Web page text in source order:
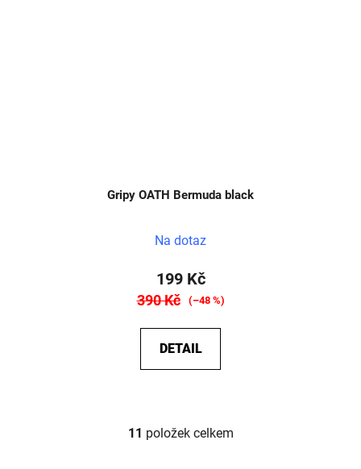
Gripy OATH Bermuda black
Na dotaz
199 Kč
390 Kč (–48 %)
DETAIL
O
11 položek celkem